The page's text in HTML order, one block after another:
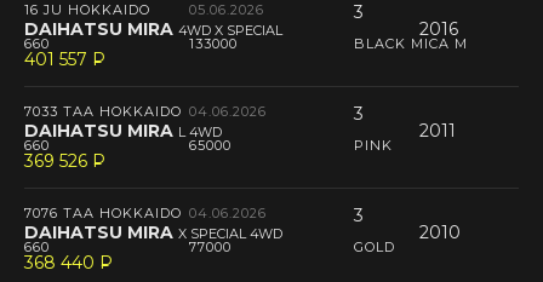
16 JU HOKKAIDO 05.06.2026 3
DAIHATSU MIRA 4WD X SPECIAL 2016
660 133000 BLACK MICA M
401 557 P
--
7033 TAA HOKKAIDO 04.06.2026 3
DAIHATSU MIRA L 4WD 2011
660 65000 PINK
369 526 P
--
7076 TAA HOKKAIDO 04.06.2026 3
DAIHATSU MIRA X SPECIAL 4WD 2010
660 77000 GOLD
368 440 P
--